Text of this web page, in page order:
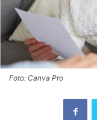
Foto: Canva Pro